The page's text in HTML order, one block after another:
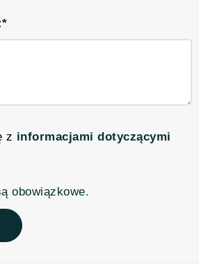
z informacjami dotyczącymi
obowiązkowe.